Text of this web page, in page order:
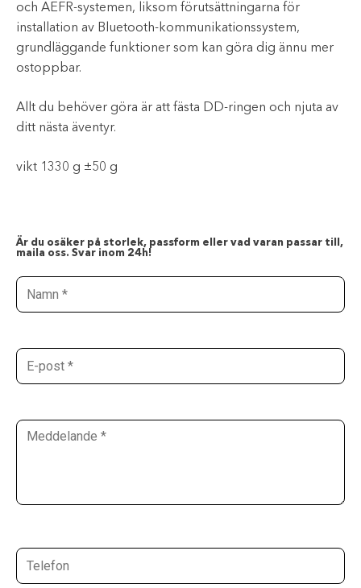
och AEFR-systemen, liksom förutsättningarna för
installation av Bluetooth-kommunikationssystem,
grundläggande funktioner som kan göra dig ännu mer
ostoppbar.
Allt du behöver göra är att fästa DD-ringen och njuta av
ditt nästa äventyr.
vikt 1330 g ±50 g
Är du osäker på storlek, passform eller vad varan passar till,
maila oss. Svar inom 24h!